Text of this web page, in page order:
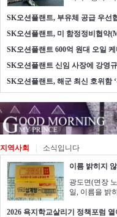
SK오션플랜트, 부유체 공급 우선
SK오션플랜트, 미 함정정비협약
SK오션플랜트 600억 원대 오일
SK오션플랜트 신임 사장에 강영
SK오션플랜트, 해군 최신 호위함
지역사회 | 소식입니다
이름 밝히지
광도면(면장
일, 이름을 밝
2026 욕지학교살리기 정책포럼 열